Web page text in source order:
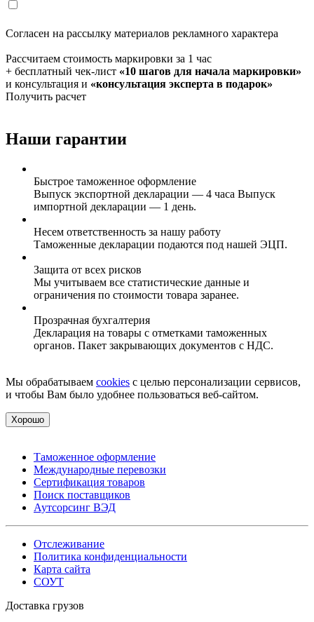
Согласен на рассылку материалов рекламного характера
Рассчитаем стоимость маркировки за 1 час
+ бесплатный чек-лист «10 шагов для начала маркировки»
и консультация и «консультация эксперта в подарок»
Получить расчет
Наши гарантии
Быстрое таможенное оформление
Выпуск экспортной декларации — 4 часа Выпуск
импортной декларации — 1 день.
Несем ответственность за нашу работу
Таможенные декларации подаются под нашей ЭЦП.
Защита от всех рисков
Мы учитываем все статистические данные и
ограничения по стоимости товара заранее.
Прозрачная бухгалтерия
Декларация на товары с отметками таможенных
органов. Пакет закрывающих документов с НДС.
Мы обрабатываем cookies с целью персонализации сервисов,
и чтобы Вам было удобнее пользоваться веб-сайтом.
Хорошо
Таможенное оформление
Международные перевозки
Сертификация товаров
Поиск поставщиков
Аутсорсинг ВЭД
Отслеживание
Политика конфиденциальности
Карта сайта
СОУТ
Доставка грузов